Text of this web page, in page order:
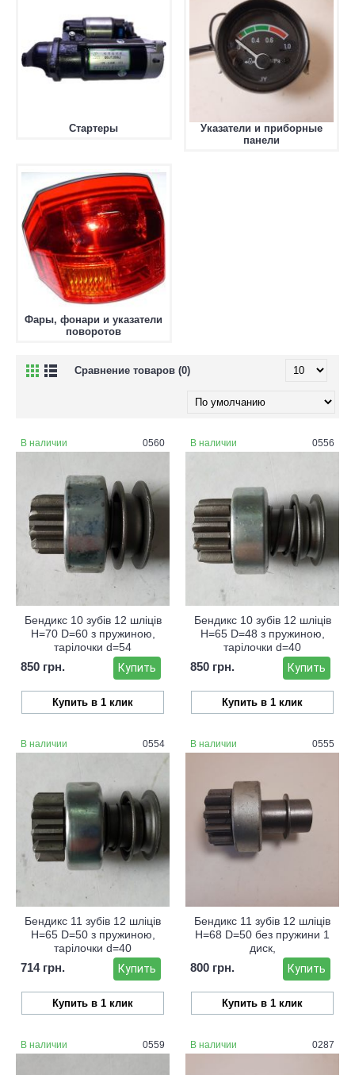
Стартеры
Указатели и приборные
панели
Фары, фонари и указатели
поворотов
Сравнение товаров (0)
В наличии 0560
Бендикс 10 зубів 12 шліців
H=70 D=60 з пружиною,
тарілочки d=54
850 грн. Купить
Купить в 1 клик
В наличии 0556
Бендикс 10 зубів 12 шліців
Н=65 D=48 з пружиною,
тарілочки d=40
850 грн. Купить
Купить в 1 клик
В наличии 0554
Бендикс 11 зубів 12 шліців
Н=65 D=50 з пружиною,
тарілочки d=40
714 грн. Купить
Купить в 1 клик
В наличии 0555
Бендикс 11 зубів 12 шліців
Н=68 D=50 без пружини 1
диск,
800 грн. Купить
Купить в 1 клик
В наличии 0559 В наличии 0287